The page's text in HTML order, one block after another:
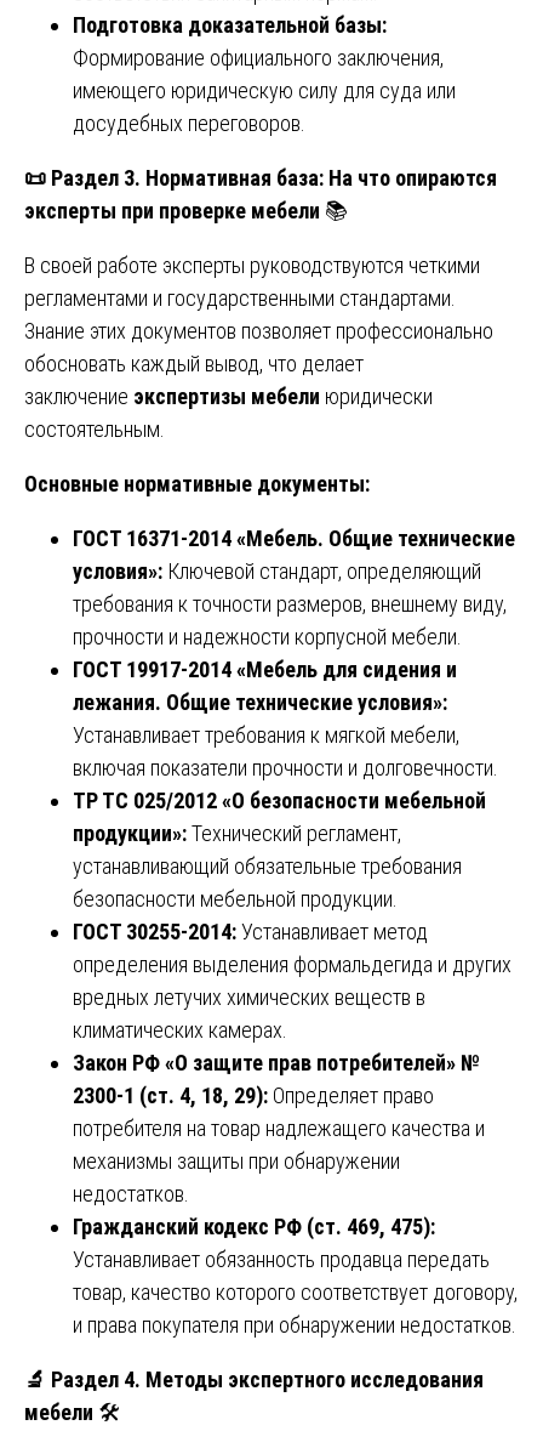
Подготовка доказательной базы:
Формирование официального заключения,
имеющего юридическую силу для суда или
досудебных переговоров.
📜 Раздел 3. Нормативная база: На что опираются
эксперты при проверке мебели 📚
В своей работе эксперты руководствуются четкими
регламентами и государственными стандартами.
Знание этих документов позволяет профессионально
обосновать каждый вывод, что делает
заключение экспертизы мебели юридически
состоятельным.
Основные нормативные документы:
ГОСТ 16371-2014 «Мебель. Общие технические
условия»: Ключевой стандарт, определяющий
требования к точности размеров, внешнему виду,
прочности и надежности корпусной мебели.
ГОСТ 19917-2014 «Мебель для сидения и
лежания. Общие технические условия»:
Устанавливает требования к мягкой мебели,
включая показатели прочности и долговечности.
ТР ТС 025/2012 «О безопасности мебельной
продукции»:Технический регламент,
устанавливающий обязательные требования
безопасности мебельной продукции.
ГОСТ 30255-2014:Устанавливает метод
определения выделения формальдегида и других
вредных летучих химических веществ в
климатических камерах.
Закон РФ «О защите прав потребителей» №
2300-1 (ст. 4, 18, 29): Определяет право
потребителя на товар надлежащего качества и
механизмы защиты при обнаружении
недостатков.
Гражданский кодекс РФ (ст. 469, 475):
Устанавливает обязанность продавца передать
товар, качество которого соответствует договору,
и права покупателя при обнаружении недостатков.
🔬 Раздел 4. Методы экспертного исследования
мебели 🛠️